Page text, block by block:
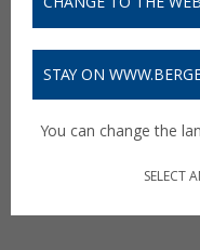
STAY ON
You can change the
SELECT